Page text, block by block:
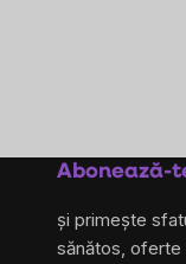
Abonează-
și primește
sănătos, oferte